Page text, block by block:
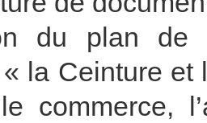
du plan
« la Ceinture
commerce,